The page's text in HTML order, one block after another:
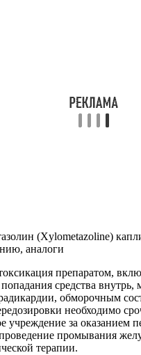
препаратом,
средства внутрь,
обморочным
необходимо
учреждение за оказанием
промывания
терапии.